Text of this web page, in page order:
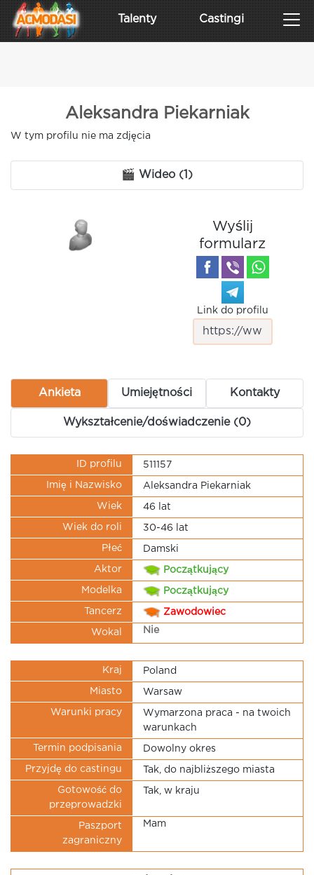
Talenty Castingi
Aleksandra Piekarniak
W tym profilu nie ma zdjęcia
🎬 Wideo (1)
Wyślij
formularz
Link do profilu
Ankieta Umiejętności Kontakty
Wykształcenie/doświadczenie (0)
ID profilu 511157
Imię i Nazwisko Aleksandra Piekarniak
Wiek 46 lat
Wiek do roli 30-46 lat
Płeć Damski
Aktor Początkujący
Modelka Początkujący
Tancerz Zawodowiec
Wokal Nie
Kraj Poland
Miasto Warsaw
Warunki pracy
Wymarzona praca - na twoich
warunkach
Termin podpisania Dowolny okres
Przyjdę do castingu Tak, do najbliższego miasta
Gotowość do
przeprowadzki
Tak, w kraju
Paszport
zagraniczny
Mam